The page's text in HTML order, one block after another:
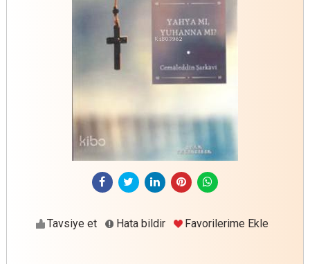
Tavsiye et Hata bildir Favorilerime Ekle